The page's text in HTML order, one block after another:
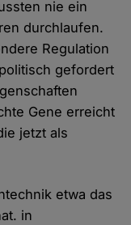
nie ein
durchlaufen.
Regulation
gefordert
Gene erreicht
jetzt als
etwa das
in